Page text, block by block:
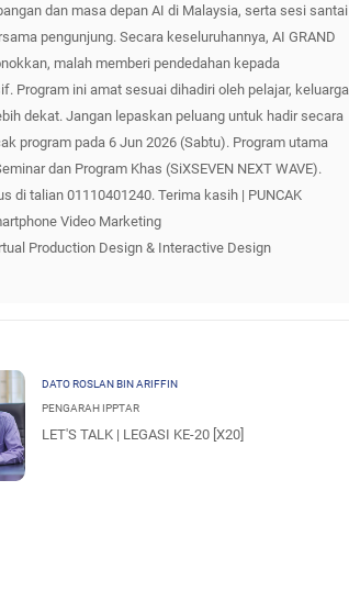
dan masa depan AI di Malaysia, serta sesi santai
pengunjung. Secara keseluruhannya, AI GRAND
malah memberi pendedahan kepada
Program ini amat sesuai dihadiri oleh pelajar, keluarga
dekat. Jangan lepaskan peluang untuk hadir secara
program pada 6 Jun 2026 (Sabtu). Program utama
dan Program Khas (SiXSEVEN NEXT WAVE).
di talian 01110401240. Terima kasih | PUNCAK
Video Marketing
Production Design & Interactive Design
DATO ROSLAN BIN ARIFFIN
PENGARAH IPPTAR
LET'S TALK | LEGASI KE-20 [X20]